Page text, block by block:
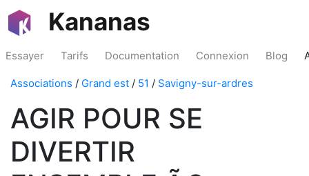
Kananas
Essayer Tarifs Documentation Connexion Blog
Associations / Grand est / 51 / Savigny-sur-ardres
AGIR POUR SE
DIVERTIR